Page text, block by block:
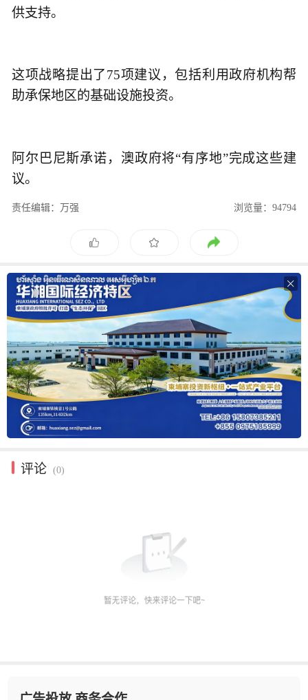
供支持。
这项战略提出了75项建议，包括利用政府机构帮
助承保地区的基础设施投资。
阿尔巴尼斯承诺，澳政府将“有序地”完成这些建
议。
责任编辑：万强 浏览量：94794

评论 (0)